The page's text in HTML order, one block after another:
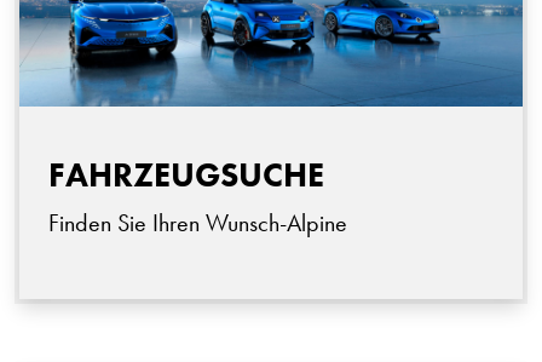
FAHRZEUGSUCHE
Finden Sie Ihren Wunsch-Alpine